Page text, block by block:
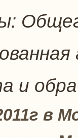
и
в